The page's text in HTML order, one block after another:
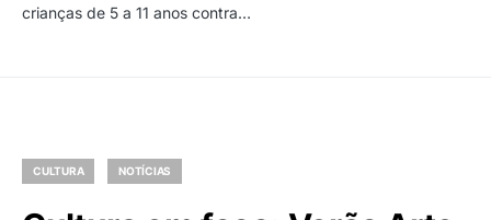
crianças de 5 a 11 anos contra…
CULTURA NOTÍCIAS